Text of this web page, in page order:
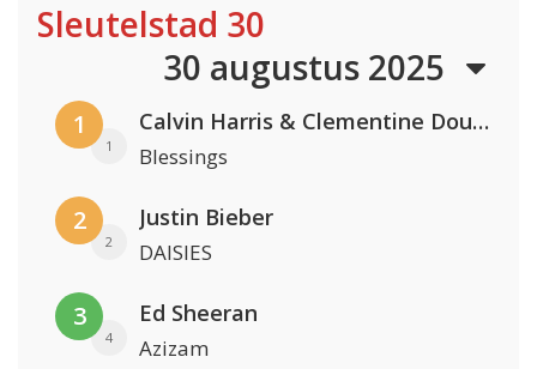
Sleutelstad 30
30 augustus 2025
1
1
Calvin Harris & Clementine Douglas
Blessings
2
2
Justin Bieber
DAISIES
3
4
Ed Sheeran
Azizam